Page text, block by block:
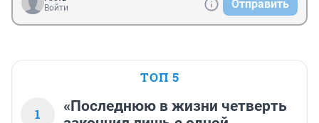
Войти
Отправить
ТОП 5
1
«Последнюю в жизни четверть